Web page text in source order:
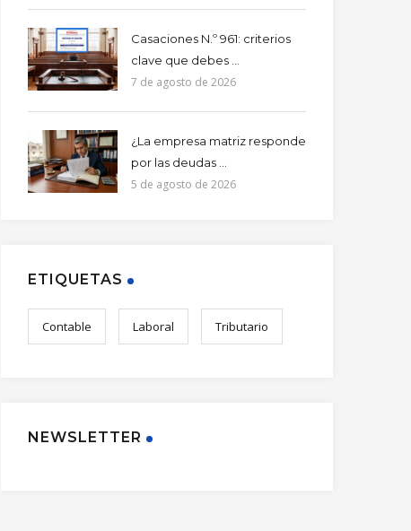
Casaciones N.º 961: criterios
clave que debes ...
7 de agosto de 2026
¿La empresa matriz responde
por las deudas ...
5 de agosto de 2026
ETIQUETAS
Contable Laboral Tributario
NEWSLETTER